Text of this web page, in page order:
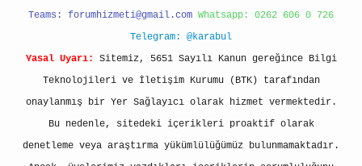
Teams: forumhizmeti@gmail.com Whatsapp: 0262 606 0 726
Telegram: @karabul
Yasal Uyarı:
Sitemiz, 5651 Sayılı Kanun gereğince Bilgi
Teknolojileri ve İletişim Kurumu (BTK) tarafından
onaylanmış bir Yer Sağlayıcı olarak hizmet vermektedir.
Bu nedenle, sitedeki içerikleri proaktif olarak
denetleme veya araştırma yükümlülüğümüz bulunmamaktadır.